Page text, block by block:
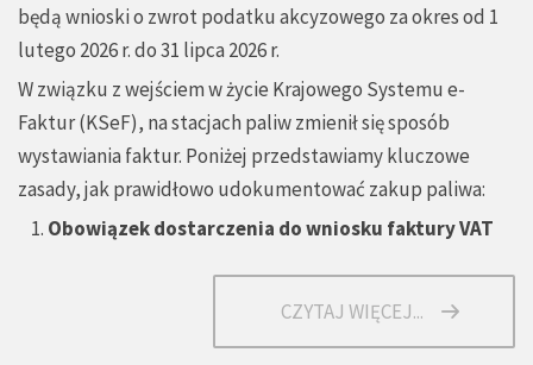
będą wnioski o zwrot podatku akcyzowego za okres od 1
lutego 2026 r. do 31 lipca 2026 r.
W związku z wejściem w życie Krajowego Systemu e-
Faktur (KSeF), na stacjach paliw zmienił się sposób
wystawiania faktur. Poniżej przedstawiamy kluczowe
zasady, jak prawidłowo udokumentować zakup paliwa:
Obowiązek dostarczenia do wniosku faktury VAT
CZYTAJ WIĘCEJ...